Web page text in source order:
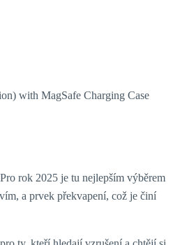
with MagSafe Charging Case
rok 2025 je tu nejlepším výběrem
a prvek překvapení, což je činí